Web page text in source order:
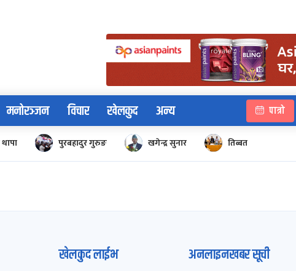
मनोरञ्जन विचार खेलकुद अन्य पात्रो
पुरबहादुर गुरुङ खगेन्द्र सुनार तिब्बत
खेलकुद लाईभ अनलाइनखबर सूची